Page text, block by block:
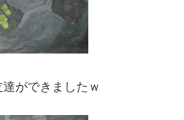
ができましたｗ